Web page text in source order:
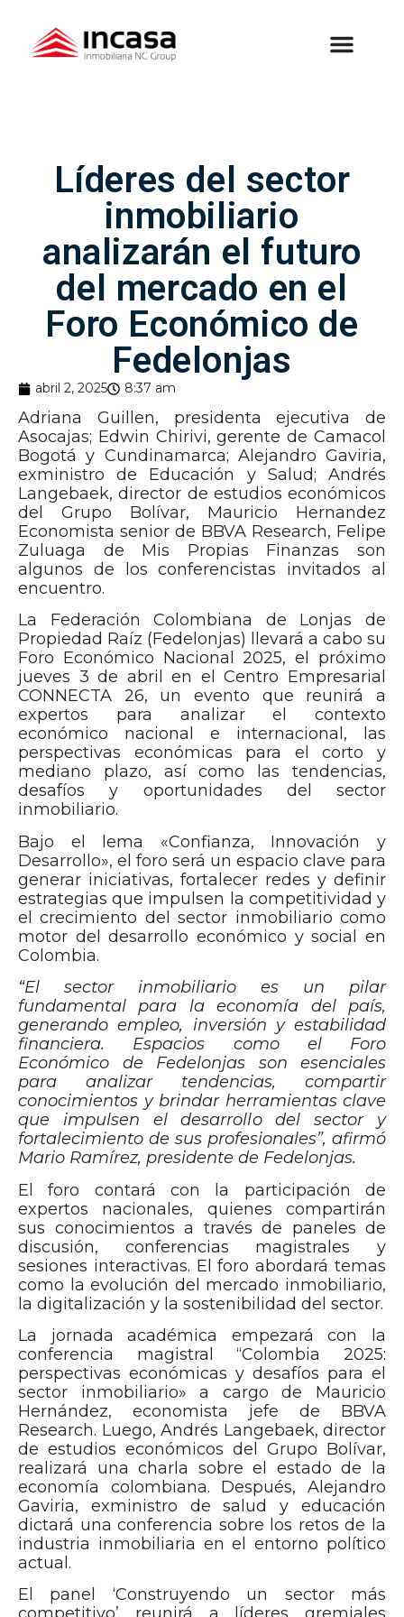
Líderes del sector
inmobiliario
analizarán el futuro
del mercado en el
Foro Económico de
Fedelonjas
abril 2, 2025 8:37 am
Adriana Guillen, presidenta ejecutiva de
Asocajas; Edwin Chirivi, gerente de Camacol
Bogotá y Cundinamarca; Alejandro Gaviria,
exministro de Educación y Salud; Andrés
Langebaek, director de estudios económicos
del Grupo Bolívar, Mauricio Hernandez
Economista senior de BBVA Research, Felipe
Zuluaga de Mis Propias Finanzas son
algunos de los conferencistas invitados al
encuentro.
La Federación Colombiana de Lonjas de
Propiedad Raíz (Fedelonjas) llevará a cabo su
Foro Económico Nacional 2025, el próximo
jueves 3 de abril en el Centro Empresarial
CONNECTA 26, un evento que reunirá a
expertos para analizar el contexto
económico nacional e internacional, las
perspectivas económicas para el corto y
mediano plazo, así como las tendencias,
desafíos y oportunidades del sector
inmobiliario.
Bajo el lema «Confianza, Innovación y
Desarrollo», el foro será un espacio clave para
generar iniciativas, fortalecer redes y definir
estrategias que impulsen la competitividad y
el crecimiento del sector inmobiliario como
motor del desarrollo económico y social en
Colombia.
“El sector inmobiliario es un pilar
fundamental para la economía del país,
generando empleo, inversión y estabilidad
financiera. Espacios como el Foro
Económico de Fedelonjas son esenciales
para analizar tendencias, compartir
conocimientos y brindar herramientas clave
que impulsen el desarrollo del sector y
fortalecimiento de sus profesionales”, afirmó
Mario Ramírez, presidente de Fedelonjas.
El foro contará con la participación de
expertos nacionales, quienes compartirán
sus conocimientos a través de paneles de
discusión, conferencias magistrales y
sesiones interactivas. El foro abordará temas
como la evolución del mercado inmobiliario,
la digitalización y la sostenibilidad del sector.
La jornada académica empezará con la
conferencia magistral “Colombia 2025:
perspectivas económicas y desafíos para el
sector inmobiliario» a cargo de Mauricio
Hernández, economista jefe de BBVA
Research. Luego, Andrés Langebaek, director
de estudios económicos del Grupo Bolívar,
realizará una charla sobre el estado de la
economía colombiana. Después, Alejandro
Gaviria, exministro de salud y educación
dictará una conferencia sobre los retos de la
industria inmobiliaria en el entorno político
actual.
El panel ‘Construyendo un sector más